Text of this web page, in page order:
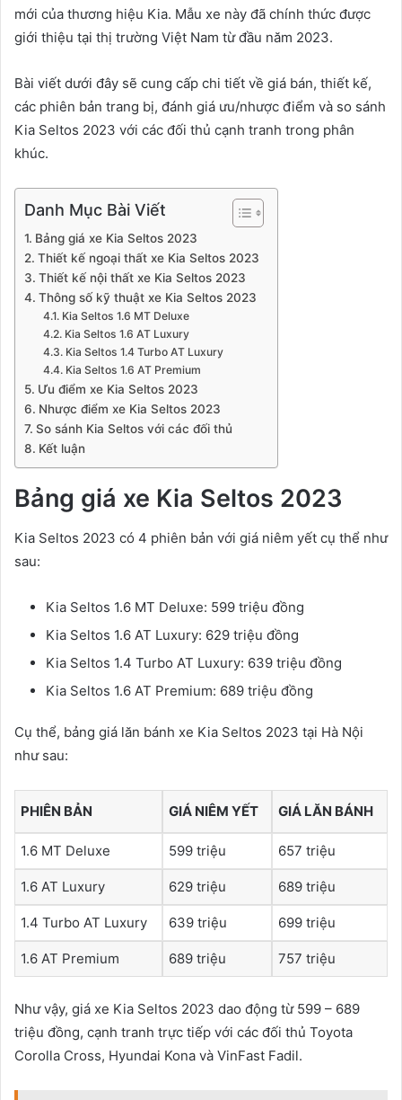
mới của thương hiệu Kia. Mẫu xe này đã chính thức được
giới thiệu tại thị trường Việt Nam từ đầu năm 2023.
Bài viết dưới đây sẽ cung cấp chi tiết về giá bán, thiết kế,
các phiên bản trang bị, đánh giá ưu/nhược điểm và so sánh
Kia Seltos 2023 với các đối thủ cạnh tranh trong phân
khúc.
Danh Mục Bài Viết
Bảng giá xe Kia Seltos 2023
Thiết kế ngoại thất xe Kia Seltos 2023
Thiết kế nội thất xe Kia Seltos 2023
Thông số kỹ thuật xe Kia Seltos 2023
Kia Seltos 1.6 MT Deluxe
Kia Seltos 1.6 AT Luxury
Kia Seltos 1.4 Turbo AT Luxury
Kia Seltos 1.6 AT Premium
Ưu điểm xe Kia Seltos 2023
Nhược điểm xe Kia Seltos 2023
So sánh Kia Seltos với các đối thủ
Kết luận
Bảng giá xe Kia Seltos 2023
Kia Seltos 2023 có 4 phiên bản với giá niêm yết cụ thể như
sau:
Kia Seltos 1.6 MT Deluxe: 599 triệu đồng
Kia Seltos 1.6 AT Luxury: 629 triệu đồng
Kia Seltos 1.4 Turbo AT Luxury: 639 triệu đồng
Kia Seltos 1.6 AT Premium: 689 triệu đồng
Cụ thể, bảng giá lăn bánh xe Kia Seltos 2023 tại Hà Nội
như sau:
PHIÊN BẢN GIÁ NIÊM YẾT GIÁ LĂN BÁNH
1.6 MT Deluxe 599 triệu 657 triệu
1.6 AT Luxury 629 triệu 689 triệu
1.4 Turbo AT Luxury 639 triệu 699 triệu
1.6 AT Premium 689 triệu 757 triệu
Như vậy, giá xe Kia Seltos 2023 dao động từ 599 – 689
triệu đồng, cạnh tranh trực tiếp với các đối thủ Toyota
Corolla Cross, Hyundai Kona và VinFast Fadil.